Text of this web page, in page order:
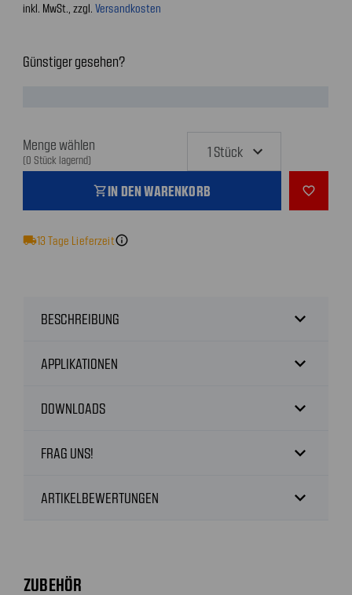
inkl. MwSt., zzgl. Versandkosten
Günstiger gesehen?
Menge wählen
(0 Stück lagernd)
shopping_cartIN DEN WARENKORB favorite_outline
local_shipping13 Tage Lieferzeitinfo
BESCHREIBUNG expand_more
APPLIKATIONEN expand_more
DOWNLOADS expand_more
FRAG UNS! expand_more
ARTIKELBEWERTUNGEN expand_more
ZUBEHÖR